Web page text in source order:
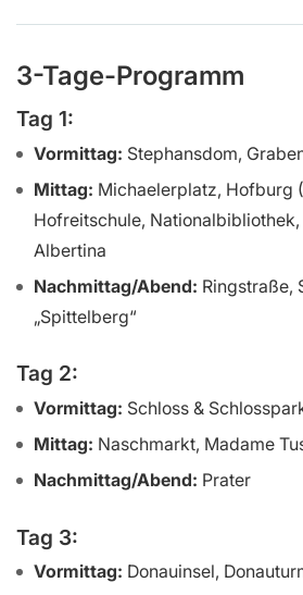
3-Tage-Programm
Tag 1:
Vormittag: Stephansdom,
Mittag: Michaelerplatz, Hofburg
Hofreitschule, Nationalbibliothek,
Albertina
Nachmittag/Abend: Ringstraße,
„Spittelberg“
Tag 2:
Vormittag: Schloss &
Mittag: Naschmarkt, Madame
Nachmittag/Abend: Prater
Tag 3:
Vormittag: Donauinsel,